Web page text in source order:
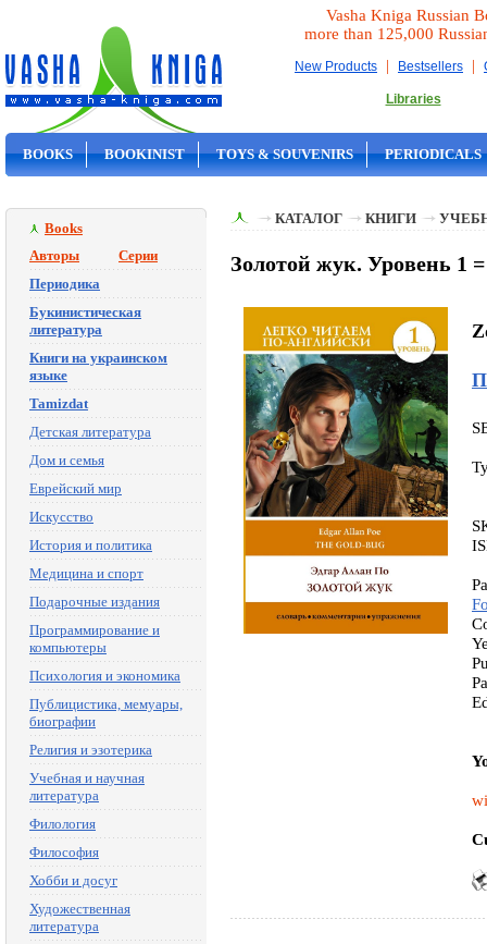
Vasha Kniga Russian
more than 125,000
New Products | Bestsellers |
Libraries
BOOKS BOOKINIST TOYS & SOUVENIRS PERIODICALS
Books
Авторы
Серии
Периодика
Букинистическая
литература
Книги на украинском
языке
Tamizdat
Детская литература
Дом и семья
Еврейский мир
Искусство
История и политика
Медицина и спорт
Подарочные издания
Программирование и
компьютеры
Психология и экономика
Публицистика, мемуары,
биографии
Религия и эзотерика
Учебная и научная
литература
Филология
Философия
Хобби и досуг
Художественная
литература
КАТАЛОГ КНИГИ
Золотой жук. Уровень 1